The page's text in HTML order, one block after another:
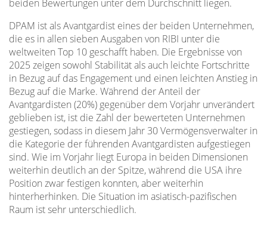
beiden Bewertungen unter dem Durchschnitt liegen.
DPAM ist als Avantgardist eines der beiden Unternehmen,
die es in allen sieben Ausgaben von RIBI unter die
weltweiten Top 10 geschafft haben. Die Ergebnisse von
2025 zeigen sowohl Stabilität als auch leichte Fortschritte
in Bezug auf das Engagement und einen leichten Anstieg in
Bezug auf die Marke. Während der Anteil der
Avantgardisten (20%) gegenüber dem Vorjahr unverändert
geblieben ist, ist die Zahl der bewerteten Unternehmen
gestiegen, sodass in diesem Jahr 30 Vermögensverwalter in
die Kategorie der führenden Avantgardisten aufgestiegen
sind. Wie im Vorjahr liegt Europa in beiden Dimensionen
weiterhin deutlich an der Spitze, während die USA ihre
Position zwar festigen konnten, aber weiterhin
hinterherhinken. Die Situation im asiatisch-pazifischen
Raum ist sehr unterschiedlich.